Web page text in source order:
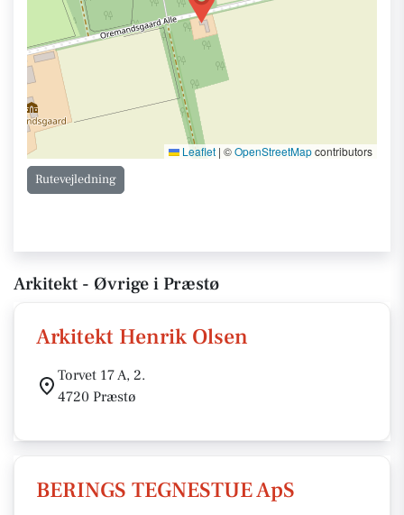
Leaflet | ©OpenStreetMapcontributors
Rutevejledning
Arkitekt - Øvrige i Præstø
Arkitekt Henrik Olsen
Torvet 17 A, 2.
4720 Præstø
BERINGS TEGNESTUE ApS